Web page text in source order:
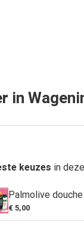
in
keuzes in
Palmolive
€ 5,00